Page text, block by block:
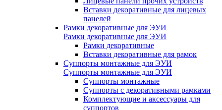
Вставки декоративные для лицевых
панелей
Рамки декоративные для ЭУИ
Рамки декоративные для ЭУИ
Рамки декоративные
Вставки декоративные для рамок
Суппорты монтажные для ЭУИ
Суппорты монтажные для ЭУИ
Суппорты монтажные
Суппорты с декоративными рамками
Комплектующие и аксессуары для
суппортов